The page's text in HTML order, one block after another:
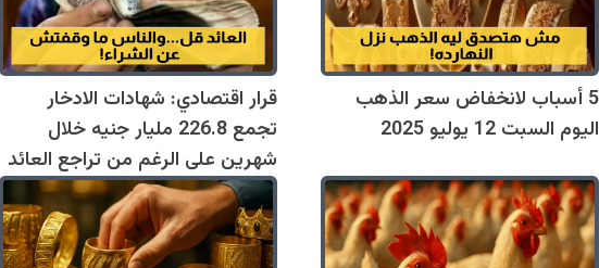
5 أسباب لانخفاض سعر الذهب
اليوم السبت 12 يوليو 2025
قرار اقتصادي: شهادات الادخار
تجمع 226.8 مليار جنيه خلال
شهرين على الرغم من تراجع العائد